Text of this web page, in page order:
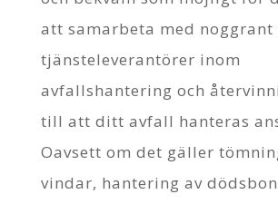
att samarbeta med noggrant
tjänsteleverantörer inom
avfallshantering och
till att ditt avfall hanteras
Oavsett om det gäller
vindar, hantering av